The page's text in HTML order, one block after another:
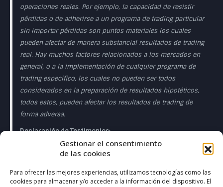
Gestionar el consentimiento
de las cookies
Para ofrecer las mejores experiencias, utilizamos tecnologías como las
cookies para almacenar y/o acceder a la información del dispositivo. El
operaciones reales. Por ejemplo, la capacidad de resistir
pérdidas o de adherirse a un programa de trading particular
sin importar pérdidas son puntos materiales los cuales
pueden afectar de manera substancial resultados de trading
real. Hay muchos factores relacionados a los mercados en
general, o a la implementación de cualquier programa de
trading especifico, los cuales no pueden ser todos
considerados en la preparación de resultados hipotéticos,
todos estos, pueden afectar los resultados de trading de
forma adversa.
Declaración de Testimonios:
Los testimonios que aparecen en esta página web pueden
garantía de rendimiento o éxito en el futuro.